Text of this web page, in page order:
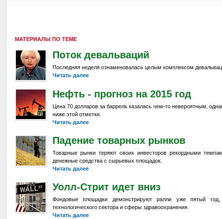
МАТЕРИАЛЫ ПО ТЕМЕ
Поток девальваций
Последняя неделя ознаменовалась целым комплексом
Читать далее
Нефть - прогноз на 2015 год
Цена 70 долларов за баррель казалась чем-то невероятным,
ниже этой отметки.
Читать далее
Падение товарных рынков
Товарные рынки теряют своих инвесторов рекордными
денежные средства с сырьевых площадок.
Читать далее
Уолл-Стрит идет вниз
Фондовые площадки демонстрируют ралли уже пятый
технологического сектора и сферы здравоохранения.
Читать далее